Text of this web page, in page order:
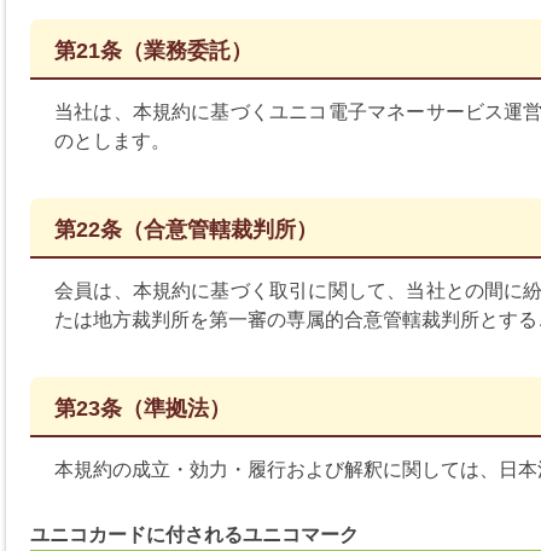
第21条（業務委託）
当社は、本規約に基づくユニコ電子マネーサービス運
のとします。
第22条（合意管轄裁判所）
会員は、本規約に基づく取引に関して、当社との間に
たは地方裁判所を第一審の専属的合意管轄裁判所とす
第23条（準拠法）
本規約の成立・効力・履行および解釈に関しては、日
ユニコカードに付されるユニコマーク